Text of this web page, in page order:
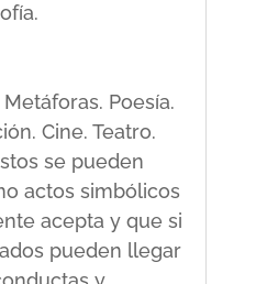
Poesía.
Cine. Teatro.
se pueden
actos simbólicos
acepta y que si
pueden llegar